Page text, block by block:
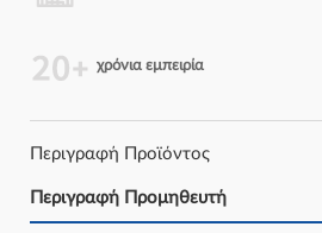
χρόνια εμπειρία
Περιγραφή Προϊόντος
Περιγραφή Προμηθευτή